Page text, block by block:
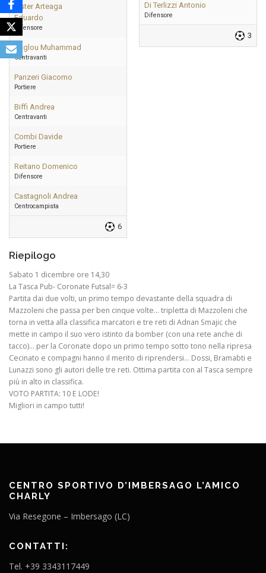
Lister Arteaga
Eduardo
Difensore
Zaglou Muhammad
Centravanti
Panzeri Giacomo
Portiere
Biffi Andrea
Centravanti
Combi Davide
Portiere
Reitano Domenico
Difensore
Castagnoli Andrea
Centrocampista
6
Di Terlizzi Antonio
Difensore
3
Riepilogo
Sabato 1 dicembre ore 14,30
La Tasca Pub- Coronate Futsal= 6-3
Partita dai due volti, un primo tempo devastante della squadra di
Mazzoleni che passa per ben cinque volte… tripletta di Mazzoleni che
torna in vetta alla classifica marcatori e tre reti di Adnan Smajic che
mette in campo il suo vero istinto da bomber (con una rete anche di
tacco)… per la Coronate dopo un primo tempo sotto tono nella ripresa
Cecinato e compagni hanno il merito di riprendersi… Dossi, Bramabti e
Lunazzi sono gli autori delle tre reti. Ottima partita con al Tasca sempre
più in alto in classifica.
VOTO PARTITA: 10 E LODE!
Migliori in campo tutti!
CENTRO SPORTIVO D’IMBERSAGO L’AMICO
CHARLY
Via Resegone – Imbersago (LC)
CONTATTI:
Tel. +39 3343117449